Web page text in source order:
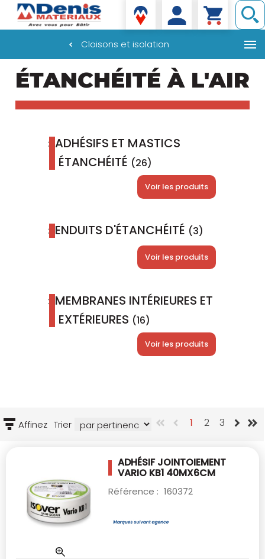
contenu
Denis matériaux
Cloisons et isolation
ÉTANCHÉITÉ À L'AIR
ADHÉSIFS ET MASTICS
ÉTANCHÉITÉ (26)
Voir les produits
ENDUITS D'ÉTANCHÉITÉ (3)
Voir les produits
MEMBRANES INTÉRIEURES ET
EXTÉRIEURES (16)
Voir les produits
Affinez Trier 1 2 3
ADHÉSIF JOINTOIEMENT
VARIO KB1 40MX6CM
Référence : 160372